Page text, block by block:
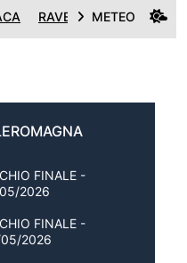
RAVENNA CRONACA
METEO
FINALE -
2026
FINALE -
2026